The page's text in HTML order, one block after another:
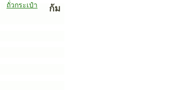
ถั่วกระเป๋า
ก้ม